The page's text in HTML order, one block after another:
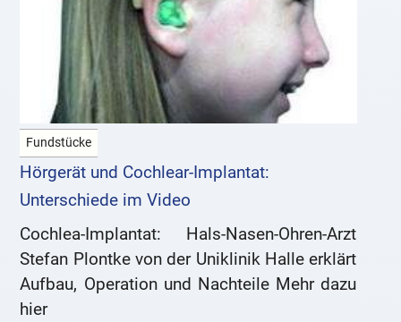
Fundstücke
Hörgerät und Cochlear-Implantat:
Unterschiede im Video
Cochlea-Implantat: Hals-Nasen-Ohren-Arzt
Stefan Plontke von der Uniklinik Halle erklärt
Aufbau, Operation und Nachteile Mehr dazu
hier